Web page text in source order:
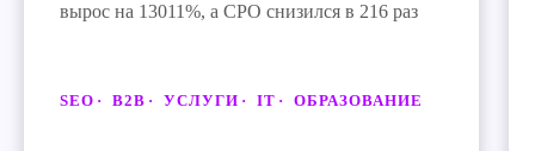
вырос на 13011%, а CPO снизился в 216 раз
SEO B2B УСЛУГИ IT ОБРАЗОВАНИЕ